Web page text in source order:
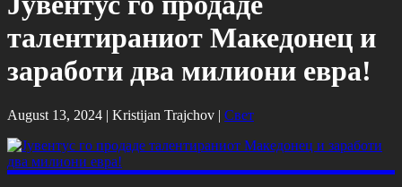
талентираниот Македонец и
заработи два милиони евра!
August 13, 2024 | Kristijan Trajchov | Свет